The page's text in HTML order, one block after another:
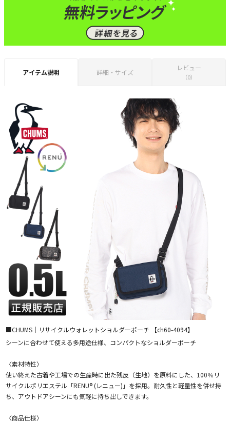
アイテム説明 詳細・サイズ
レビュー
（0）
■CHUMS｜リサイクルウォレットショルダーポーチ 【ch60-4094】
シーンに合わせて使える多用途仕様、コンパクトなショルダーポーチ
〈素材特性〉
使い終えた古着や工場での生産時に出た残反（生地）を原料にした、100％リ
サイクルポリエステル「RENU® (レニュー)」を採用。耐久性と軽量性を併せ持
ち、アウトドアシーンにも気軽に持ち出しできます。
〈商品仕様〉